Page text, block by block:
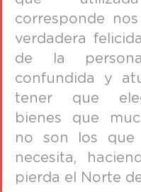
corresponde
verdadera
de la
confundida y
tener que
bienes que
no son los que
necesita,